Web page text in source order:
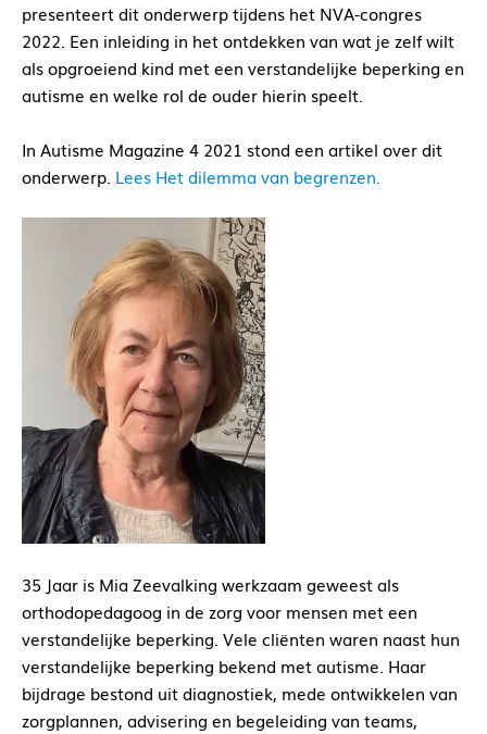
presenteert dit onderwerp tijdens het NVA-congres
2022. Een inleiding in het ontdekken van wat je zelf wilt
als opgroeiend kind met een verstandelijke beperking en
autisme en welke rol de ouder hierin speelt.
In Autisme Magazine 4 2021 stond een artikel over dit
onderwerp. Lees Het dilemma van begrenzen.
35 Jaar is Mia Zeevalking werkzaam geweest als
orthodopedagoog in de zorg voor mensen met een
verstandelijke beperking. Vele cliënten waren naast hun
verstandelijke beperking bekend met autisme. Haar
bijdrage bestond uit diagnostiek, mede ontwikkelen van
zorgplannen, advisering en begeleiding van teams,